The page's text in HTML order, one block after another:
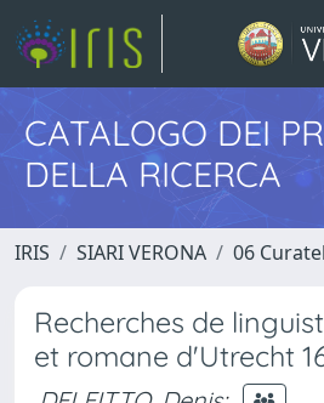
CATALOGO DEI
DELLA RICERCA
IRIS SIARI VERONA 06
Recherches de
et romane d'Utrecht